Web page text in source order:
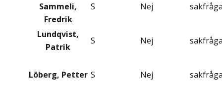
Sammeli,
Fredrik
S Nej
Lundqvist,
Patrik
S Nej
Löberg, Petter S Nej